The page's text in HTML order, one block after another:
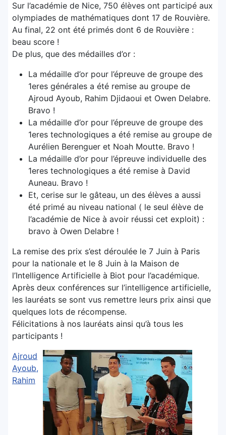
Sur l’académie de Nice, 750 élèves ont participé aux
olympiades de mathématiques dont 17 de Rouvière.
Au final, 22 ont été primés dont 6 de Rouvière :
beau score !
De plus, que des médailles d’or :
La médaille d’or pour l’épreuve de groupe des
1eres générales a été remise au groupe de
Ajroud Ayoub, Rahim Djidaoui et Owen Delabre.
Bravo !
La médaille d’or pour l’épreuve de groupe des
1eres technologiques a été remise au groupe de
Aurélien Berenguer et Noah Moutte. Bravo !
La médaille d’or pour l’épreuve individuelle des
1eres technologiques a été remise à David
Auneau. Bravo !
Et, cerise sur le gâteau, un des élèves a aussi
été primé au niveau national ( le seul élève de
l’académie de Nice à avoir réussi cet exploit) :
bravo à Owen Delabre !
La remise des prix s’est déroulée le 7 Juin à Paris
pour la nationale et le 8 Juin à la Maison de
l’Intelligence Artificielle à Biot pour l’académique.
Après deux conférences sur l’intelligence artificielle,
les lauréats se sont vus remettre leurs prix ainsi que
quelques lots de récompense.
Félicitations à nos lauréats ainsi qu’à tous les
participants !
Ajroud
Ayoub,
Rahim